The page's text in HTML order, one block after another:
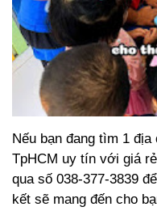
Nếu bạn đang tìm 1
TpHCM uy tín với giá
qua số 038-377-3839
kết sẽ mang đến cho